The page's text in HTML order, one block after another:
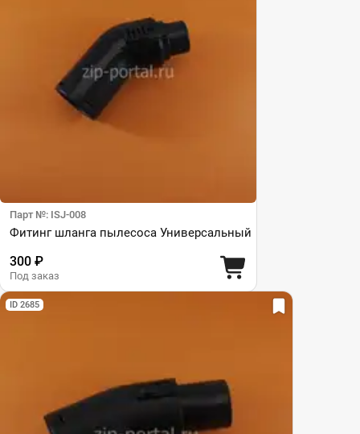
Парт №: ISJ-008
Фитинг шланга пылесоса Универсальный
300 ₽
Под заказ
ID 2685